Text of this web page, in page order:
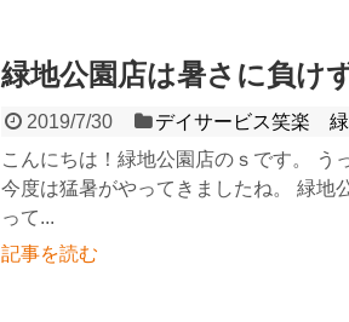
緑地公園店は暑さに負け
2019/7/30
デイサービス笑楽 緑
こんにちは！緑地公園店のｓです。 う
今度は猛暑がやってきましたね。 緑地
って...
記事を読む